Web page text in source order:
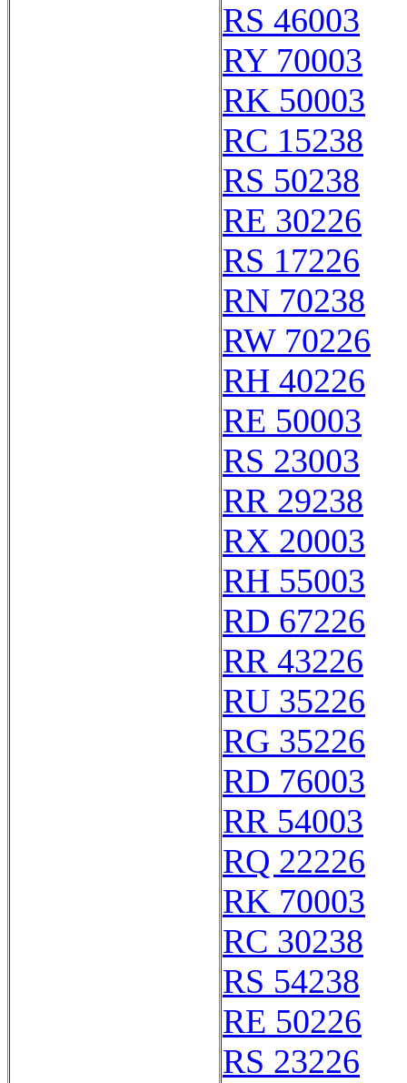
RS 46003
RY 70003
RK 50003
RC 15238
RS 50238
RE 30226
RS 17226
RN 70238
RW 70226
RH 40226
RE 50003
RS 23003
RR 29238
RX 20003
RH 55003
RD 67226
RR 43226
RU 35226
RG 35226
RD 76003
RR 54003
RQ 22226
RK 70003
RC 30238
RS 54238
RE 50226
RS 23226